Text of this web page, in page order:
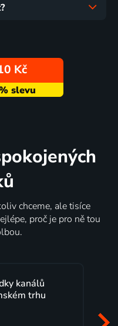
Kč
chceme, ale tisíce
proč je pro ně tou
kanálů
trhu